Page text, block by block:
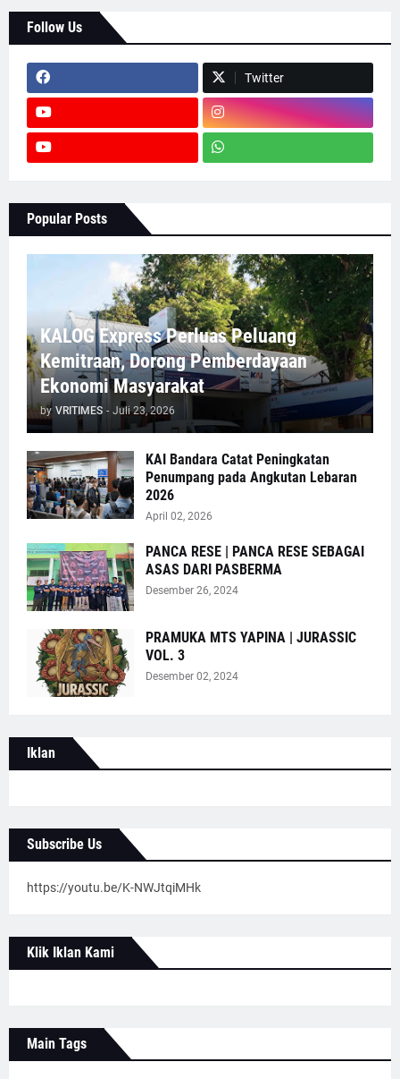
Follow Us
Twitter
Popular Posts
KALOG Express Perluas Peluang
Kemitraan, Dorong Pemberdayaan
Ekonomi Masyarakat
by VRITIMES - Juli 23, 2026
KAI Bandara Catat Peningkatan
Penumpang pada Angkutan Lebaran
2026
April 02, 2026
PANCA RESE | PANCA RESE SEBAGAI
ASAS DARI PASBERMA
Desember 26, 2024
PRAMUKA MTS YAPINA | JURASSIC
VOL. 3
Desember 02, 2024
Iklan
Subscribe Us
https://youtu.be/K-NWJtqiMHk
Klik Iklan Kami
Main Tags